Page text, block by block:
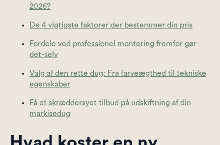
2026?
De 4 vigtigste faktorer der bestemmer din pris
Fordele ved professionel montering fremfor gør-
det-selv
Valg af den rette dug: Fra farveægthed til tekniske
egenskaber
Få et skræddersyet tilbud på udskiftning af din
markisedug